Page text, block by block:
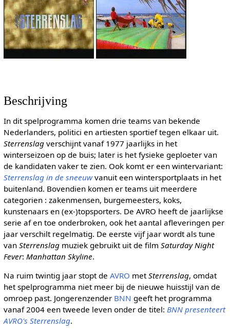
Beschrijving
In dit spelprogramma komen drie teams van bekende
Nederlanders, politici en artiesten sportief tegen elkaar uit.
Sterrenslagverschijnt vanaf 1977 jaarlijks in het
winterseizoen op de buis; later is het fysieke geploeter van
de kandidaten vaker te zien. Ook komt er een wintervariant:
Sterrenslag in de sneeuwvanuit een wintersportplaats in het
buitenland. Bovendien komen er teams uit meerdere
categorien : zakenmensen, burgemeesters, koks,
kunstenaars en (ex-)topsporters. De AVRO heeft de jaarlijkse
serie af en toe onderbroken, ook het aantal afleveringen per
jaar verschilt regelmatig. De eerste vijf jaar wordt als tune
van Sterrenslagmuziek gebruikt uit de film Saturday Night
Fever: Manhattan Skyline.
Na ruim twintig jaar stopt de AVRO metSterrenslag, omdat
het spelprogramma niet meer bij de nieuwe huisstijl van de
omroep past. Jongerenzender BNN geeft het programma
vanaf 2004 een tweede leven onder de titel: BNN presenteert
AVRO's Sterrenslag.